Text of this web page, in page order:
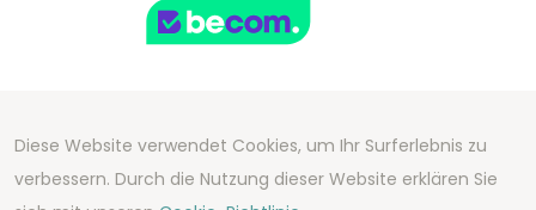
Copyright 2026 We Can Do Better Online BV
Development by2mprove- Content by
Diese Website verwendet Cookies, um Ihr Surferlebnis zu
verbessern. Durch die Nutzung dieser Website erklären Sie